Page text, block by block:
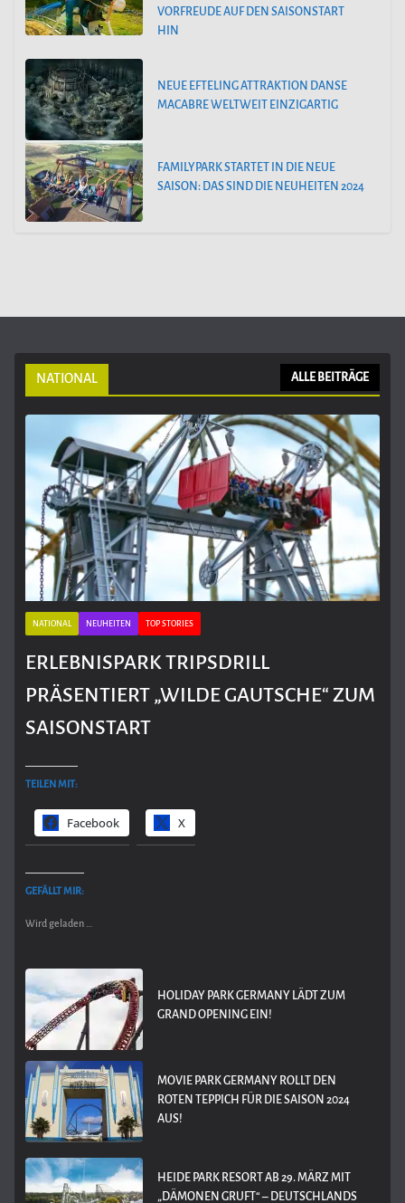
VORFREUDE AUF DEN SAISONSTART
HIN
NEUE EFTELING ATTRAKTION DANSE
MACABRE WELTWEIT EINZIGARTIG
FAMILYPARK STARTET IN DIE NEUE
SAISON: DAS SIND DIE NEUHEITEN 2024
NATIONAL ALLE BEITRÄGE
NATIONAL NEUHEITEN TOP STORIES
ERLEBNISPARK TRIPSDRILL
PRÄSENTIERT „WILDE GAUTSCHE“ ZUM
SAISONSTART
TEILEN MIT:
Facebook X
GEFÄLLT MIR:
Wird geladen …
HOLIDAY PARK GERMANY LÄDT ZUM
GRAND OPENING EIN!
MOVIE PARK GERMANY ROLLT DEN
ROTEN TEPPICH FÜR DIE SAISON 2024
AUS!
HEIDE PARK RESORT AB 29. MÄRZ MIT
„DÄMONEN GRUFT“ – DEUTSCHLANDS